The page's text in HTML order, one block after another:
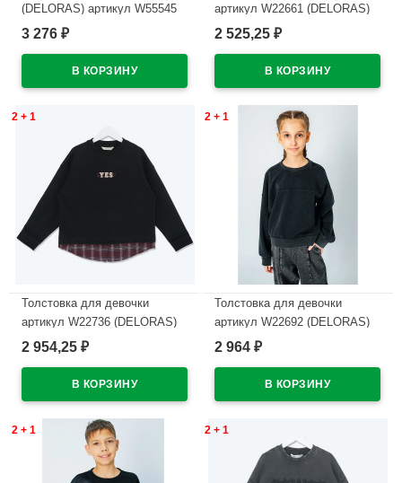
(DELORAS) артикул W55545
размер 34/134-44/164 цвет
3 276 ₽
артикул W22661 (DELORAS)
размер цвет черный
2 525,25 ₽
2 + 1
Толстовка для девочки
артикул W22736 (DELORAS)
размер цвет черный
2 954,25 ₽
2 + 1
Толстовка для девочки
артикул W22692 (DELORAS)
размер цвет черный
2 964 ₽
2 + 1 2 + 1